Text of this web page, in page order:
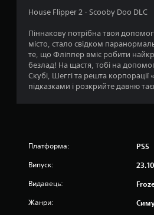
House Flipper 2 - Scooby Doo DLC
Піннакову потрібна твоя
місто, стало свідком
те, що Фліппер вміє робити
безлад! На щастя, тобі на
Скубі, Шеггі та решта корпорації
підказками і розкрийте давню
Платформа: PS5
Випуск:
Видавець:
Жанри: